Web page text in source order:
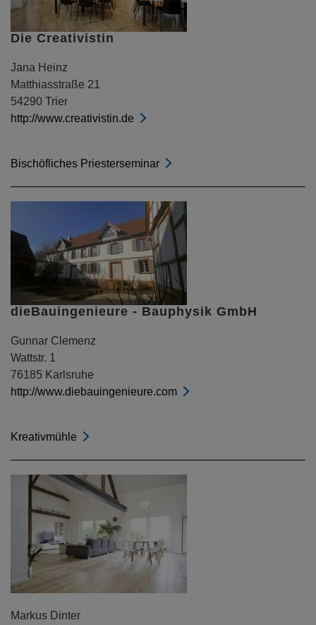
Die Creativistin
Jana Heinz
Matthiasstraße 21
54290 Trier
http://www.creativistin.de
Bischöfliches Priesterseminar
dieBauingenieure - Bauphysik GmbH
Gunnar Clemenz
Wattstr. 1
76185 Karlsruhe
http://www.diebauingenieure.com
Kreativmühle
Markus Dinter